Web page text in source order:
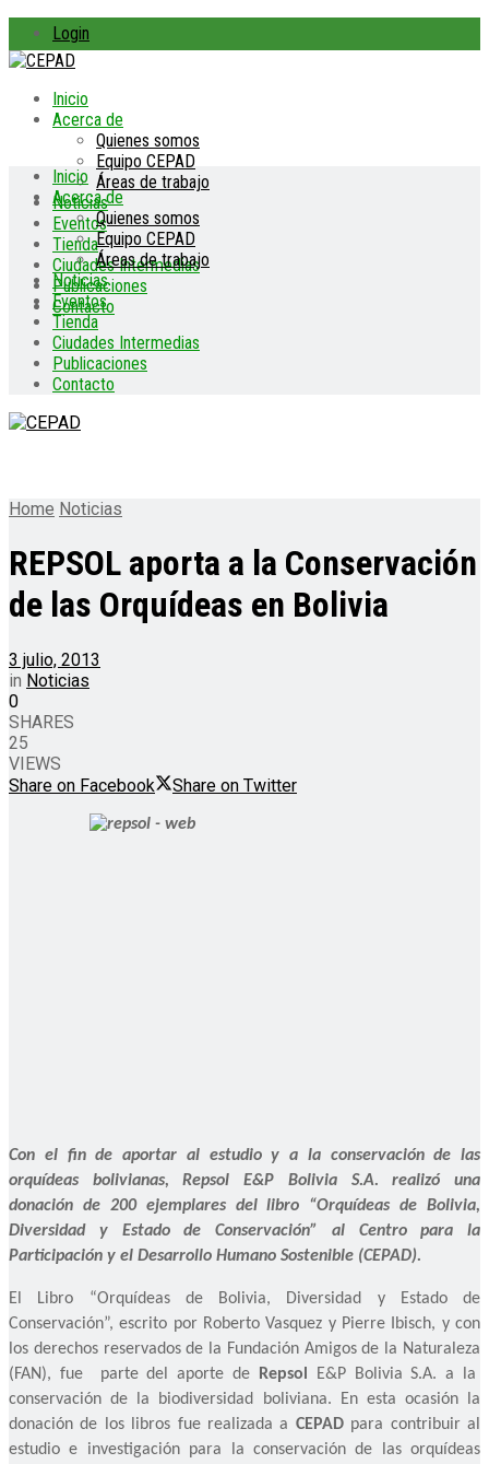
Login
Inicio
Acerca de
Quienes somos
Equipo CEPAD
Áreas de trabajo
Noticias
Eventos
Tienda
Ciudades Intermedias
Publicaciones
Contacto
Inicio
Acerca de
Quienes somos
Equipo CEPAD
Áreas de trabajo
Noticias
Eventos
Tienda
Ciudades Intermedias
Publicaciones
Contacto
Home Noticias
REPSOL aporta a la Conservación
de las Orquídeas en Bolivia
3 julio, 2013
in Noticias
0
SHARES
25
VIEWS
Share on Facebook
Share on Twitter
Con el fin de aportar al estudio y a la conservación de las
orquídeas bolivianas, Repsol E&P Bolivia S.A. realizó una
donación de 200 ejemplares del libro “Orquídeas de Bolivia,
Diversidad y Estado de Conservación” al Centro para la
Participación y el Desarrollo Humano Sostenible (CEPAD).
El Libro “Orquídeas de Bolivia, Diversidad y Estado de
Conservación”, escrito por Roberto Vasquez y Pierre Ibisch, y con
los derechos reservados de la Fundación Amigos de la Naturaleza
(FAN), fue parte del aporte de
Repsol
E&P Bolivia S.A. a la
conservación de la biodiversidad boliviana. En esta ocasión la
donación de los libros fue realizada a CEPADpara contribuir al
estudio e investigación para la conservación de las orquídeas